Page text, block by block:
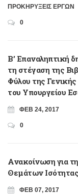
ΠΡΟΚΗΡΥΞΕΙΣ ΕΡΓΩΝ
0
B’ Επαναληπτική
τη στέγαση της
Φύλου της
του Υπουργείου
ΦΕΒ 24, 2017
0
Ανακοίνωση για τη
Θεμάτων
ΦΕΒ 07, 2017